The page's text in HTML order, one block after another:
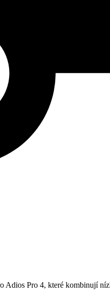
Adios Pro 4, které kombinují